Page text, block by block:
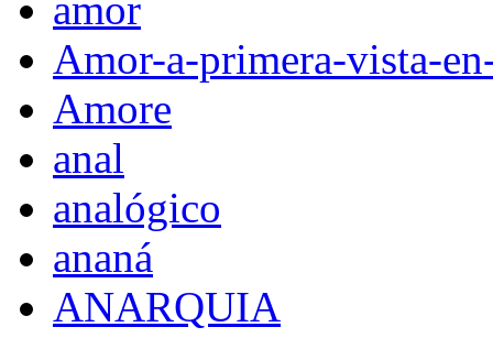
amor
Amor-a-primera-vista-
Amore
anal
analógico
ananá
ANARQUIA